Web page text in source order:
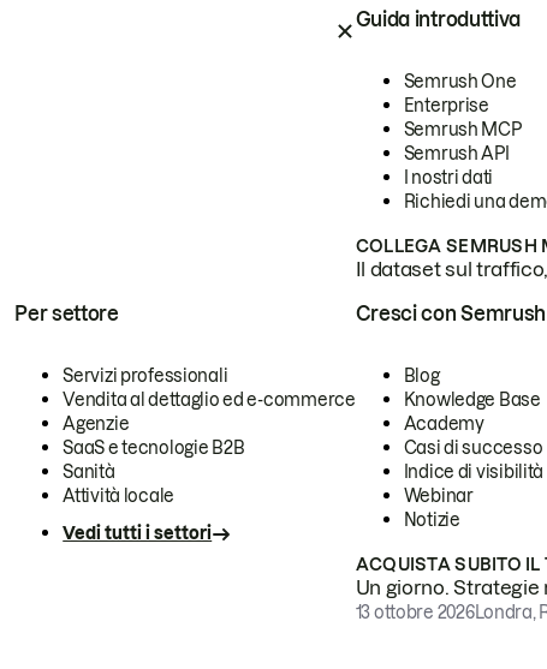
Guida introduttiva
Semrush One
Enterprise
Semrush MCP
Semrush API
I nostri dati
Richiedi una
COLLEGA SEMRUSH
Il dataset sul
Per settore
Servizi professionali
Vendita al dettaglio ed e-commerce
Agenzie
SaaS e tecnologie B2B
Sanità
Attività locale
Vedi tutti i settori
Cresci con Semrush
Blog
Knowledge Base
Academy
Casi di successo
Indice di visibilità
Webinar
Notizie
ACQUISTA SUBITO IL
Un giorno.
13 ottobre 2026Londra,